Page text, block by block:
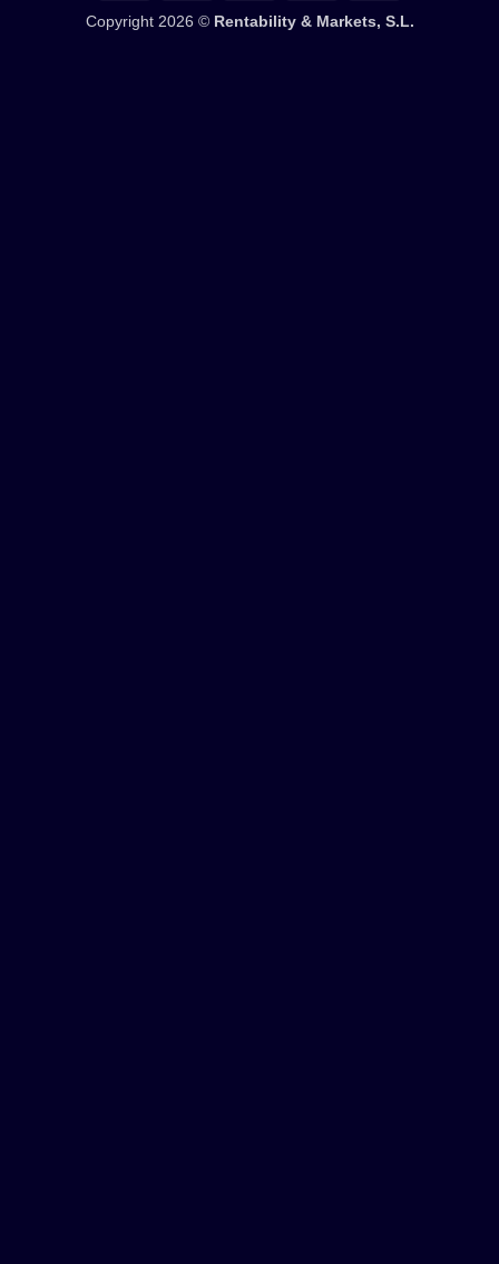
Delivery
Copyright 2026 © Rentability & Markets, S.L.